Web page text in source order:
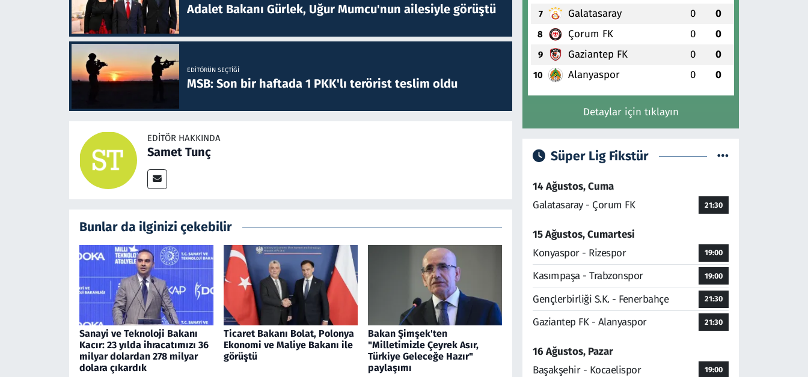
Adalet Bakanı Gürlek, Uğur Mumcu'nun ailesiyle görüştü
EDITÖRÜN SEÇTIĞI
MSB: Son bir haftada 1 PKK'lı terörist teslim oldu
EDITÖR HAKKINDA
Samet Tunç
Bunlar da ilginizi çekebilir
Sanayi ve Teknoloji Bakanı
Kacır: 23 yılda ihracatımızı 36
milyar dolardan 278 milyar
dolara çıkardık
Ticaret Bakanı Bolat, Polonya
Ekonomi ve Maliye Bakanı ile
görüştü
Bakan Şimşek'ten
"Milletimizle Çeyrek Asır,
Türkiye Geleceğe Hazır"
paylaşımı
7 Galatasaray 0 0
8 Çorum FK 0 0
9 Gaziantep FK 0 0
10 Alanyaspor 0 0
Detaylar için tıklayın
Süper Lig Fikstür
14 Ağustos, Cuma
Galatasaray - Çorum FK
21:30
15 Ağustos, Cumartesi
Konyaspor - Rizespor
19:00
Kasımpaşa - Trabzonspor 19:00
Gençlerbirliği S.K. - Fenerbahçe 21:30
Gaziantep FK - Alanyaspor 21:30
16 Ağustos, Pazar
Başakşehir - Kocaelispor
19:00